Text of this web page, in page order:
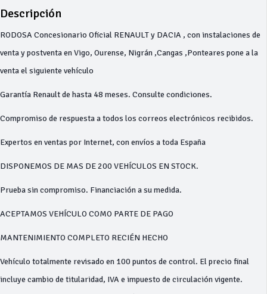
Descripción
RODOSA Concesionario Oficial RENAULT y DACIA , con instalaciones de
venta y postventa en Vigo, Ourense, Nigrán ,Cangas ,Ponteares pone a la
venta el siguiente vehículo
Garantía Renault de hasta 48 meses. Consulte condiciones.
Compromiso de respuesta a todos los correos electrónicos recibidos.
Expertos en ventas por Internet, con envíos a toda España
DISPONEMOS DE MAS DE 200 VEHÍCULOS EN STOCK.
Prueba sin compromiso. Financiación a su medida.
ACEPTAMOS VEHÍCULO COMO PARTE DE PAGO
MANTENIMIENTO COMPLETO RECIÉN HECHO
Vehículo totalmente revisado en 100 puntos de control. El precio final
incluye cambio de titularidad, IVA e impuesto de circulación vigente.